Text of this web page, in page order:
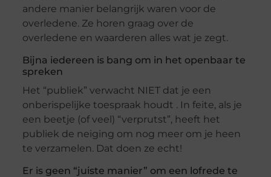
andere manier belangrijk waren voor de
overledene. Ze horen graag over de
overledene en waarderen alles wat je zegt.
Bijna iedereen is bang om in het openbaar te
spreken
Het “publiek” verwacht NIET dat je een
onberispelijke toespraak houdt . In feite, als je
een beetje (of veel) “verprutst”, heeft het
publiek de neiging om nog meer om je heen
te verzamelen. Dat doen ze echt!
Er is geen “juiste manier” om een lofrede te